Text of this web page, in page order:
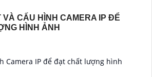
CẤU HÌNH CAMERA IP ĐỂ
HÌNH ẢNH
Camera IP để đạt chất lượng hình